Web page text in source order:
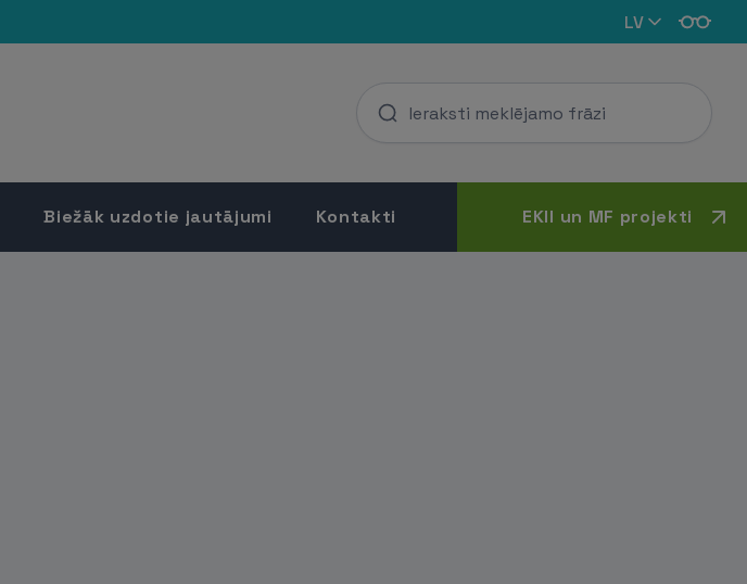
LV
Biežāk uzdotie jautājumi Kontakti EKII un MF projekti